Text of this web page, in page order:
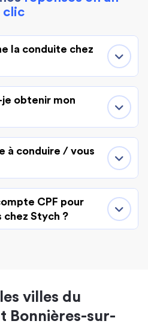
clic
la conduite chez
je obtenir mon
à conduire / vous
CPF pour
chez Stych ?
villes du
Bonnières-sur-